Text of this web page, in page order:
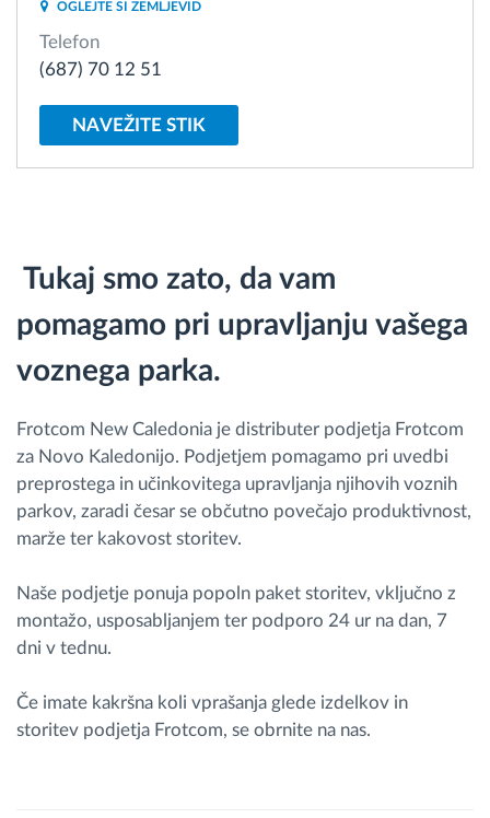
Samodejno prepoznavanje voznika
Kako bomo rešili vse potrebe dejavnosti flote
OGLEJTE SI ZEMLJEVID
Telefon
(687) 70 12 51
NAVEŽITE STIK
Tukaj smo zato, da vam
pomagamo pri upravljanju vašega
voznega parka.
Frotcom New Caledonia je distributer podjetja Frotcom
za Novo Kaledonijo. Podjetjem pomagamo pri uvedbi
preprostega in učinkovitega upravljanja njihovih voznih
parkov, zaradi česar se občutno povečajo produktivnost,
marže ter kakovost storitev.
Naše podjetje ponuja popoln paket storitev, vključno z
montažo, usposabljanjem ter podporo 24 ur na dan, 7
dni v tednu.
Če imate kakršna koli vprašanja glede izdelkov in
storitev podjetja Frotcom, se obrnite na nas.